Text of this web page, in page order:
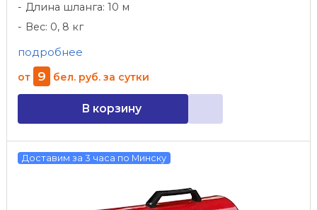
Длина шланга: 10 м
Вес: 0, 8 кг
подробнее
от 9 бел. руб. за сутки
В корзину
Доставим за 3 часа по Минску